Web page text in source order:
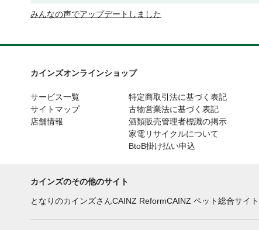
みんなの声でアップデートしました
カインズオンラインショップ
サービス一覧
サイトマップ
店舗情報
特定商取引法に基づく表記
古物営業法に基づく表記
酒類販売管理者標識の掲示
家電リサイクルについて
BtoB掛け払い申込
カインズのその他のサイト
となりのカインズさんCAINZ ReformCAINZ ペット総合サイト